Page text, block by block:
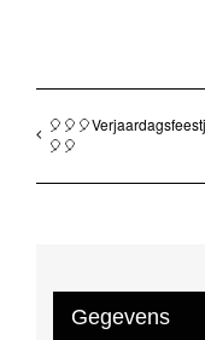
🎈🎈
Gegevens